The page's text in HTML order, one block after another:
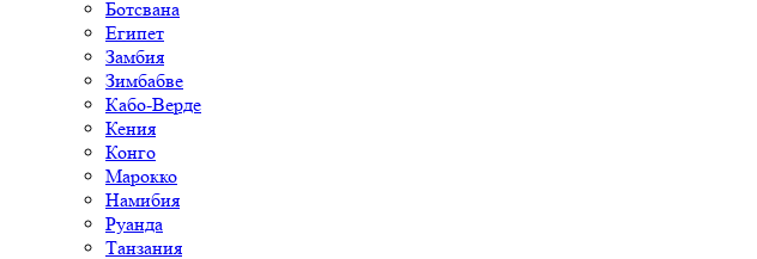
Ботсвана
Египет
Замбия
Зимбабве
Кабо-Верде
Кения
Конго
Марокко
Намибия
Руанда
Танзания